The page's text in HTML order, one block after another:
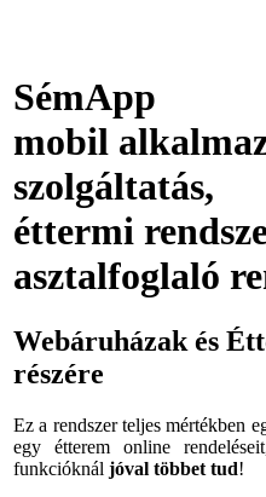
SémApp
mobil
szolgáltatás,
éttermi
asztalfoglaló
Webáruházak és
részére
Ez a rendszer teljes mértékben
egy étterem online
funkcióknál jóval többet tud!